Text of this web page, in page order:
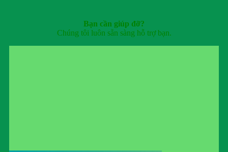
Bạn cần giúp đỡ?
Chúng tôi luôn sẵn sàng hỗ trợ bạn.